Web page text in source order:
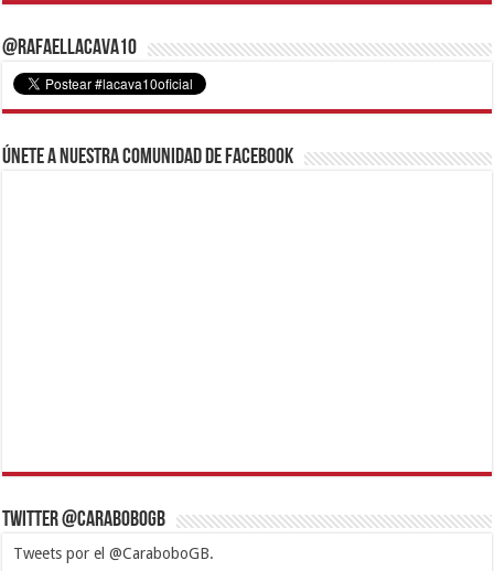
@RafaelLacava10
Únete a nuestra comunidad de Facebook
Twitter @CaraboboGB
Tweets por el @CaraboboGB.